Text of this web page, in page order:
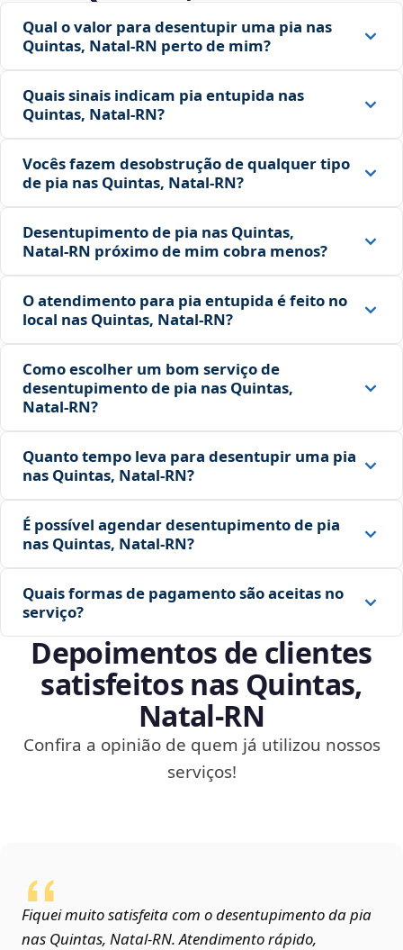
Qual o valor para desentupir uma pia nas
Quintas, Natal‑RN perto de mim?
Quais sinais indicam pia entupida nas
Quintas, Natal‑RN?
Vocês fazem desobstrução de qualquer tipo
de pia nas Quintas, Natal‑RN?
Desentupimento de pia nas Quintas,
Natal‑RN próximo de mim cobra menos?
O atendimento para pia entupida é feito no
local nas Quintas, Natal‑RN?
Como escolher um bom serviço de
desentupimento de pia nas Quintas,
Natal‑RN?
Quanto tempo leva para desentupir uma pia
nas Quintas, Natal‑RN?
É possível agendar desentupimento de pia
nas Quintas, Natal‑RN?
Quais formas de pagamento são aceitas no
serviço?
Depoimentos de clientes
satisfeitos nas Quintas,
Natal‑RN
Confira a opinião de quem já utilizou nossos
serviços!
Fiquei muito satisfeita com o desentupimento da pia
nas Quintas, Natal‑RN. Atendimento rápido,